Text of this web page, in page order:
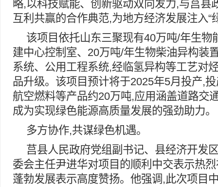
略,以科技赋能、创新驱动双向发力,与莒县
互利共赢的合作典范,为地方经济发展注入“
该项目依托山东三聚现有40万吨/年生物
建中心控制室、20万吨/年生物柴油异构装
系统、公用工程系统,经临氢异构等工艺对
品升级。该项目预计将于2025年5月投产,
航空燃料等产品约20万吨,应用涵盖道路交
成为实现绿色能源高质量发展的强劲助力。
多方协作,共谋绿色机遇。
莒县人民政府党组副书记、县经济开发
委会主任尹进华对项目的顺利中交表示热
蓬勃发展表示高度赞扬。他强调,此次项目